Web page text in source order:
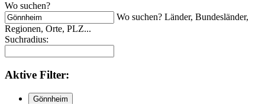
Wo suchen?
Wo suchen? Länder, Bundesländer,
Regionen, Orte, PLZ...
Suchradius:
Aktive Filter:
Gönnheim